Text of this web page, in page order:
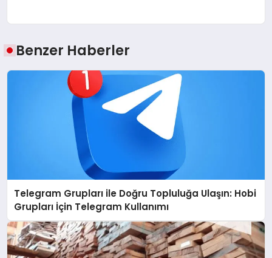
Benzer Haberler
Telegram Grupları ile Doğru Topluluğa Ulaşın: Hobi
Grupları İçin Telegram Kullanımı